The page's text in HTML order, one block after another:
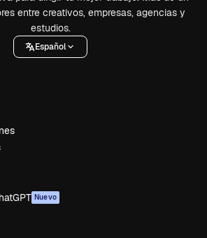
entre creativos, empresas, agencias y
estudios.
Español
Nuevo